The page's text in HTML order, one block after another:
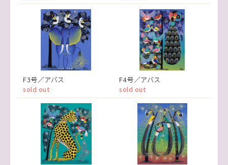
F3号／アバス
sold out
F4号／アバス
sold out